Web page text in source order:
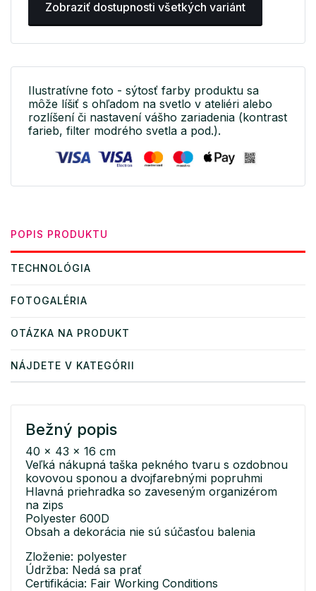
Zobraziť dostupnosti všetkých variánt
Ilustratívne foto - sýtosť farby produktu sa
môže líšiť s ohľadom na svetlo v ateliéri alebo
rozlíšení či nastavení vášho zariadenia (kontrast
farieb, filter modrého svetla a pod.).
POPIS PRODUKTU
TECHNOLÓGIA
FOTOGALÉRIA
OTÁZKA NA PRODUKT
NÁJDETE V KATEGÓRII
Bežný popis
40 x 43 x 16 cm
Veľká nákupná taška pekného tvaru s ozdobnou
kovovou sponou a dvojfarebnými popruhmi
Hlavná priehradka so zaveseným organizérom
na zips
Polyester 600D
Obsah a dekorácia nie sú súčasťou balenia
Zloženie: polyester
Údržba: Nedá sa prať
Certifikácia: Fair Working Conditions